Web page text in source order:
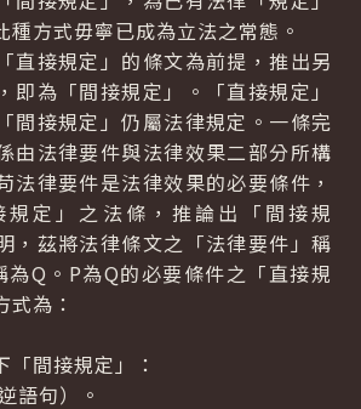
種方式毋寧已成為立法之常態。
直接規定」的條文為前提，推出另
即為「間接規定」。「直接規定」
間接規定」仍屬法律規定。一條完
由法律要件與法律效果二部分所構
法律要件是法律效果的必要條件，
規定」之法條，推論出「間接規
，茲將法律條文之「法律要件」稱
為Q。P為Q的必要條件之「直接規
為：
間接規定」：
語句）。